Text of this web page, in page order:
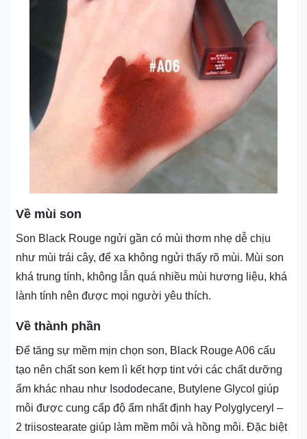
Về mùi son
Son Black Rouge ngửi gần có mùi thơm nhẹ dễ chịu
như mùi trái cây, để xa không ngửi thấy rõ mùi. Mùi son
khá trung tính, không lẫn quá nhiều mùi hương liệu, khá
lành tính nên được mọi người yêu thích.
Về thành phần
Để tăng sự mềm mịn chọn son, Black Rouge A06 cấu
tạo nên chất son kem lì kết hợp tint với các chất dưỡng
ẩm khác nhau như Isododecane, Butylene Glycol giúp
môi được cung cấp độ ẩm nhất định hay Polyglyceryl –
2 triisostearate giúp làm mềm môi và hồng môi. Đặc biệt